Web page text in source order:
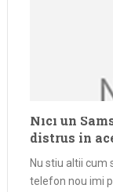
Nici un
distrus in
Nu stiu altii cum
telefon nou imi